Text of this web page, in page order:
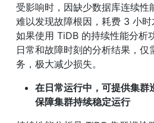
受影响时，因缺少数据库连续性
难以发现故障根因，耗费 3 小时
如果使用 TiDB 的持续性能分析
日常和故障时刻的分析结果，
务，极大减少损失。
在日常运行中，可提供集群
保障集群持续稳定运行